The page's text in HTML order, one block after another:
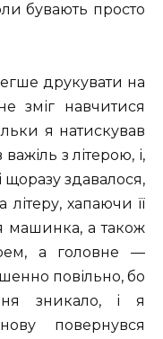
бувають просто
друкувати на
зміг навчитися
я натискував
з літерою, і,
щоразу здавалося,
хапаючи її
машинка, а також
а головне —
повільно, бо
зникало, і я
повернувся